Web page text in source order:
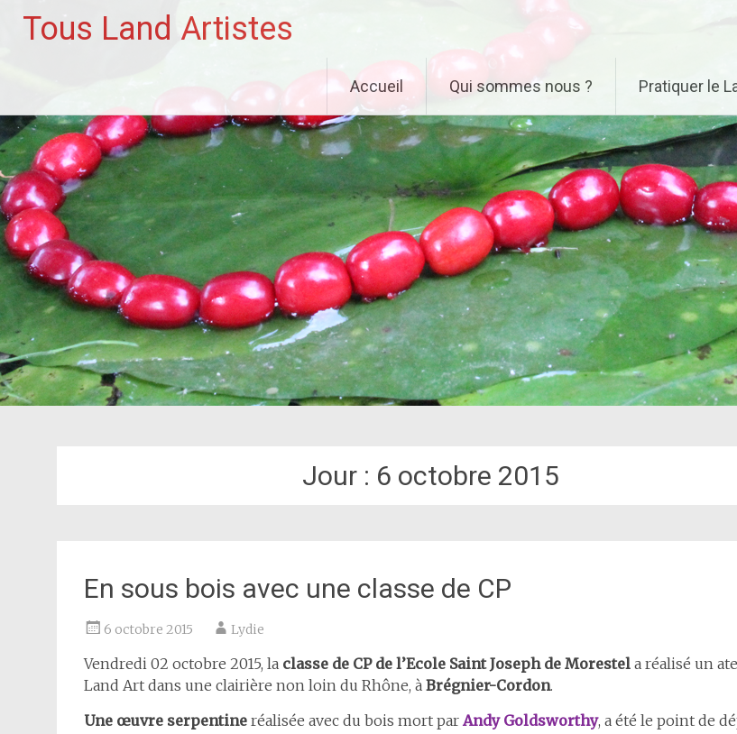
Tous Land Artistes
au
contenu
Accueil Qui sommes nous ? Pratiquer le
Jour : 6 octobre 2015
En sous bois avec une classe de CP
6 octobre 2015 Lydie
Vendredi 02 octobre 2015, la classe de CP de l’Ecole Saint Joseph de Morestel a réalisé un
Land Art dans une clairière non loin du Rhône, à Brégnier-Cordon.
Une œuvre serpentine réalisée avec du bois mort parAndy Goldsworthy, a été le point de